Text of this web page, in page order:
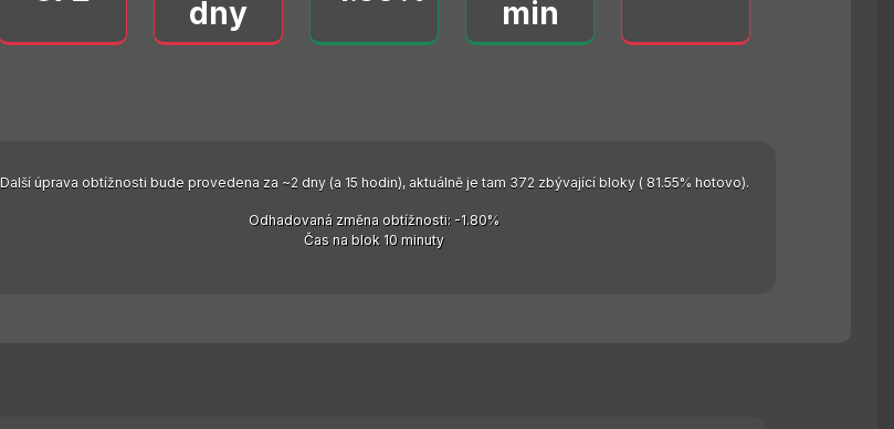
dny
min
Další úprava obtížnosti bude provedena za ~2 dny (a 15 hodin), aktuálně je tam 372 zbývající bloky ( 81.55% hotovo).
Odhadovaná změna obtížnosti: -1.80%
Čas na blok 10 minuty